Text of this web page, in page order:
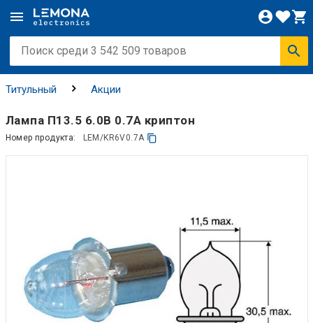
Титульный Акции
Лампа П13.5 6.0В 0.7А криптон
Номер продукта: LEM/KR6V0.7A